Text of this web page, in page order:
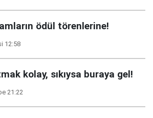
ödül törenlerine!
12:58
kolay, sıkıysa buraya gel!
21:22